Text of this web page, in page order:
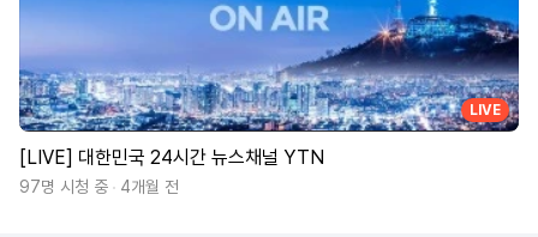
LIVE
[LIVE] 대한민국 24시간 뉴스채널 YTN
97명 시청 중 4개월 전